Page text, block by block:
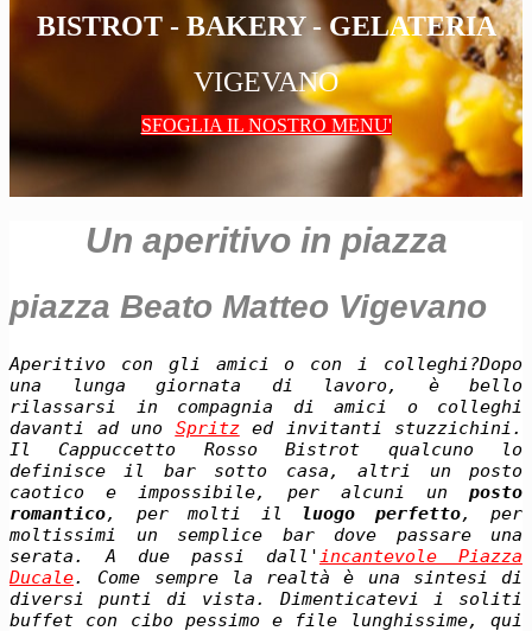
BISTROT - BAKERY - GELATERIA
VIGEVANO
SFOGLIA IL NOSTRO MENU'
Un aperitivo in piazza
piazza Beato Matteo Vigevano
Aperitivo con gli amici o con i colleghi?Dopo
una lunga giornata di lavoro, è bello
rilassarsi in compagnia di amici o colleghi
davanti ad uno Spritzed invitanti stuzzichini.
Il Cappuccetto Rosso Bistrot qualcuno lo
definisce il bar sotto casa, altri un posto
caotico e impossibile, per alcuni un posto
romantico, per molti il luogo perfetto, per
moltissimi un semplice bar dove passare una
serata. A due passi dall'incantevole Piazza
Ducale. Come sempre la realtà è una sintesi di
diversi punti di vista. Dimenticatevi i soliti
buffet con cibo pessimo e file lunghissime, qui